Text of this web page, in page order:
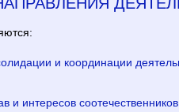
и координации
и интересов